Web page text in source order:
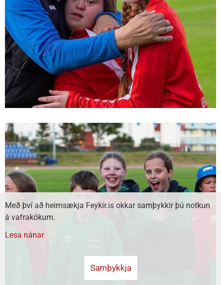
Með því að heimsækja Feykir.is okkar samþykkir þú notkun
á vafrakökum.
Lesa nánar
Samþykkja